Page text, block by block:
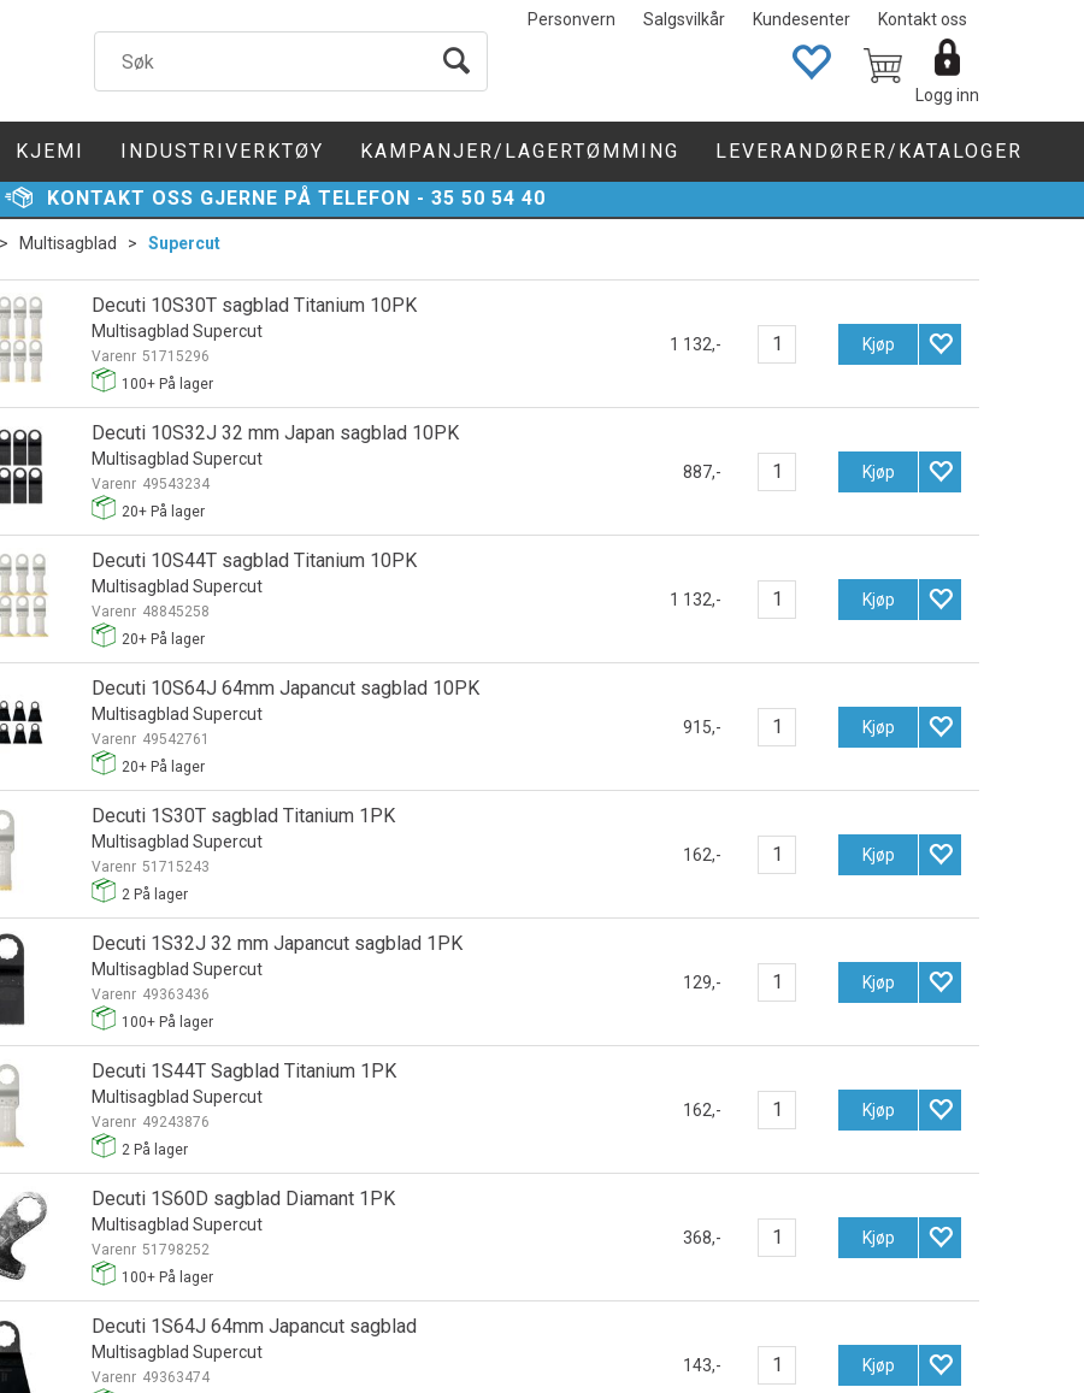
Personvern Salgsvilkår Kundesenter Kontakt oss
Logg inn
KJEMI INDUSTRIVERKTØY KAMPANJER/LAGERTØMMING LEVERANDØRER/KATALOGER
KONTAKT OSS GJERNE PÅ TELEFON - 35 50 54 40
> Multisagblad > Supercut
Decuti 10S30T sagblad Titanium 10PK
Multisagblad Supercut
Varenr 51715296
100+På lager
1 132,- Kjøp
Decuti 10S32J 32 mm Japan sagblad 10PK
Multisagblad Supercut
Varenr 49543234
20+På lager
887,- Kjøp
Decuti 10S44T sagblad Titanium 10PK
Multisagblad Supercut
Varenr 48845258
20+På lager
1 132,- Kjøp
Decuti 10S64J 64mm Japancut sagblad 10PK
Multisagblad Supercut
Varenr 49542761
20+På lager
915,- Kjøp
Decuti 1S30T sagblad Titanium 1PK
Multisagblad Supercut
Varenr 51715243
2På lager
162,- Kjøp
Decuti 1S32J 32 mm Japancut sagblad 1PK
Multisagblad Supercut
Varenr 49363436
100+På lager
129,- Kjøp
Decuti 1S44T Sagblad Titanium 1PK
Multisagblad Supercut
Varenr 49243876
2På lager
162,- Kjøp
Decuti 1S60D sagblad Diamant 1PK
Multisagblad Supercut
Varenr 51798252
100+På lager
368,- Kjøp
Decuti 1S64J 64mm Japancut sagblad
Multisagblad Supercut
Varenr 49363474
143,- Kjøp